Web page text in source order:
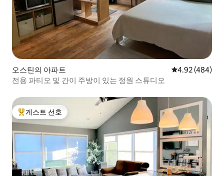
오스틴의 아파트 평점 4.92점(5
4.92 (484)
전용 파티오 및 간이 주방이 있는 정원 스튜디오
상위 게스트 선호
게스트 선호